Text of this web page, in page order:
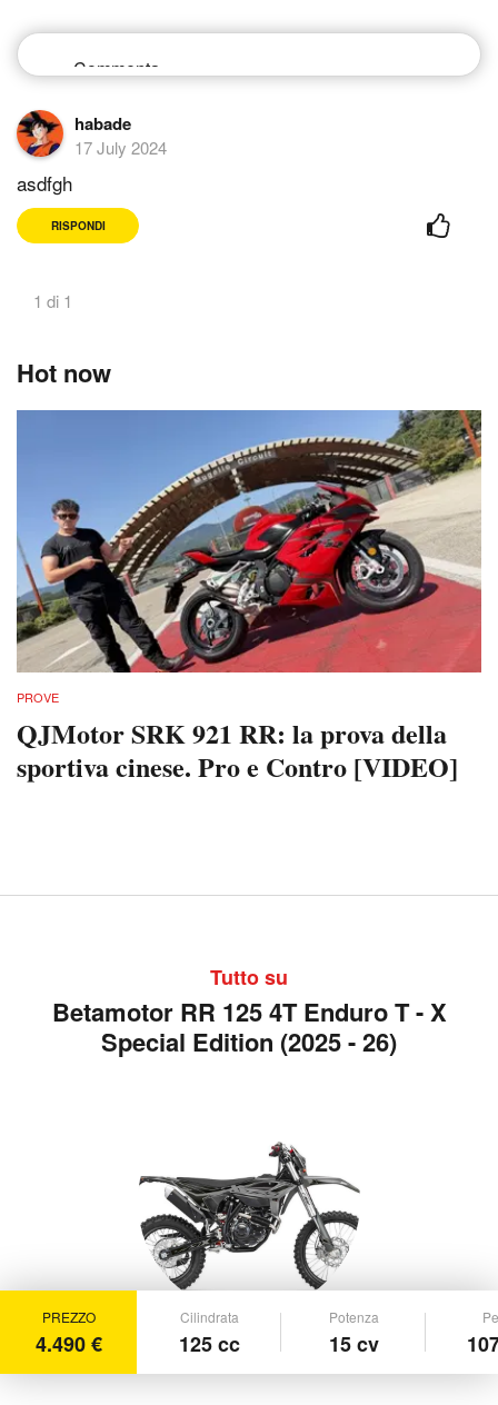
habade
17 July 2024
asdfgh
RISPONDI
1 di 1
Hot now
PROVE
QJMotor SRK 921 RR: la prova della
sportiva cinese. Pro e Contro [VIDEO]
Tutto su
Betamotor RR 125 4T Enduro T - X
Special Edition (2025 - 26)
PREZZO
4.490 €
Cilindrata
125 cc
Potenza
15 cv